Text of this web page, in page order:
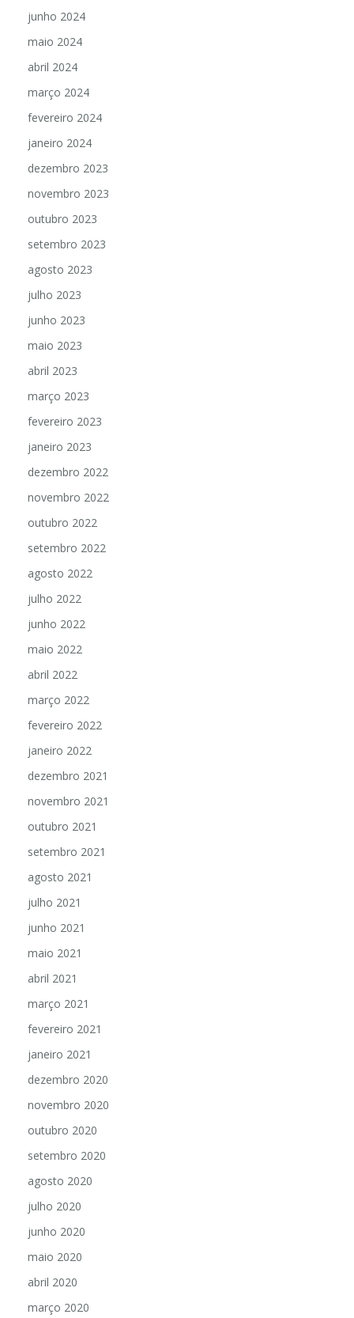
junho 2024
maio 2024
abril 2024
março 2024
fevereiro 2024
janeiro 2024
dezembro 2023
novembro 2023
outubro 2023
setembro 2023
agosto 2023
julho 2023
junho 2023
maio 2023
abril 2023
março 2023
fevereiro 2023
janeiro 2023
dezembro 2022
novembro 2022
outubro 2022
setembro 2022
agosto 2022
julho 2022
junho 2022
maio 2022
abril 2022
março 2022
fevereiro 2022
janeiro 2022
dezembro 2021
novembro 2021
outubro 2021
setembro 2021
agosto 2021
julho 2021
junho 2021
maio 2021
abril 2021
março 2021
fevereiro 2021
janeiro 2021
dezembro 2020
novembro 2020
outubro 2020
setembro 2020
agosto 2020
julho 2020
junho 2020
maio 2020
abril 2020
março 2020